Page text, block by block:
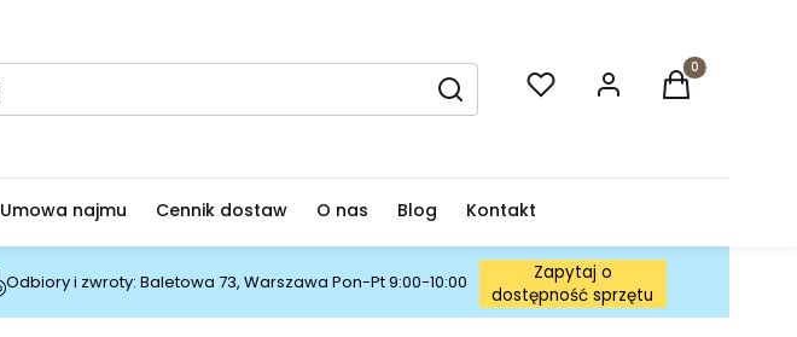
WyczyśćSzukaj
Produkty w
Umowa najmu Cennik dostaw O nas Blog Kontakt
Odbiory i zwroty: Baletowa 73, Warszawa Pon-Pt 9:00-10:00
Zapytaj o
dostępność sprzętu